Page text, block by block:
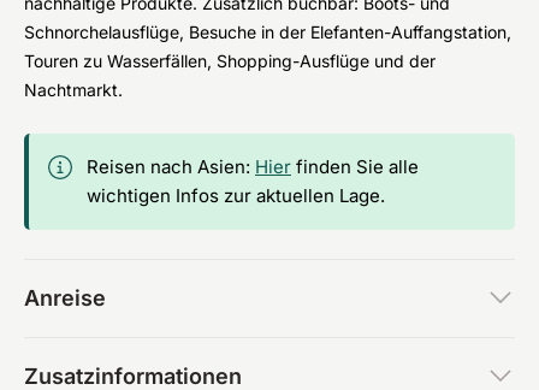
Schnorchelausflüge, Besuche in der Elefanten-Auffangstation,
Touren zu Wasserfällen, Shopping-Ausflüge und der
Nachtmarkt.
Reisen nach Asien: Hier finden Sie alle
wichtigen Infos zur aktuellen Lage.
Anreise
Zusatzinformationen